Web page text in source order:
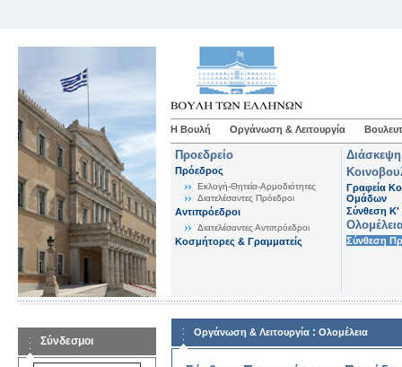
Η Βουλή Οργάνωση & Λειτουργία
Προεδρείο
Πρόεδρος
Εκλογή-Θητεία-Αρμοδιότητες
Διατελέσαντες Πρόεδροι
Αντιπρόεδροι
Διατελέσαντες Αντιπρόεδροι
Κοσμήτορες & Γραμματείς
Γραφεία
Ομάδων
Σύνθεση K'
Σύνθεση
Σύνδεσμοι
Οργάνωση & Λειτουργία : Ολομέλεια